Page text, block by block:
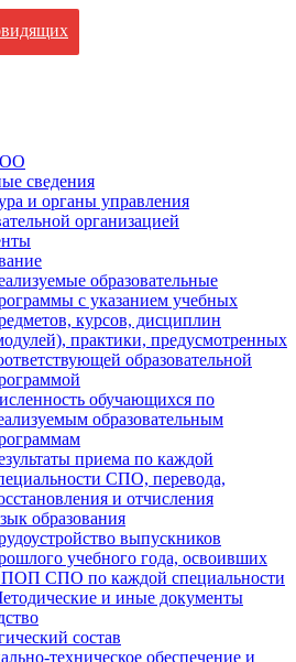
ОО
сведения
и органы управления
организацией
образовательные
с указанием учебных
курсов, дисциплин
практики, предусмотренных
образовательной
обучающихся по
образовательным
приема по каждой
СПО, перевода,
и отчисления
образования
выпускников
учебного года, освоивших
СПО по каждой специальности
и иные документы
состав
техническое обеспечение и